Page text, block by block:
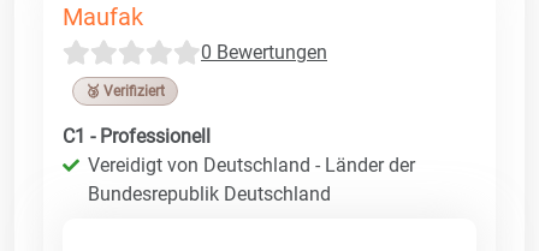
Maufak
0 Bewertungen
🥉 Verifiziert
C1 - Professionell
Vereidigt von Deutschland - Länder der
Bundesrepublik Deutschland